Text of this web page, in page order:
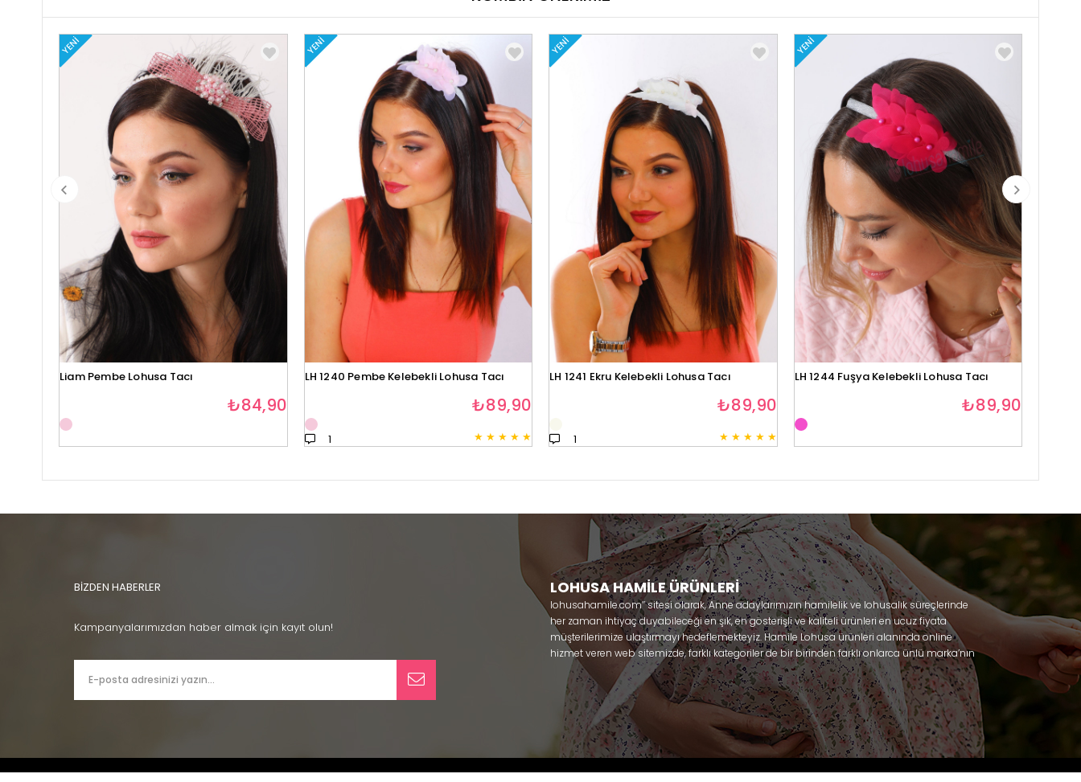
YENI
Liam Pembe Lohusa Tacı
₺84,90
YENI
LH 1240 Pembe Kelebekli Lohusa Tacı
★ ★ ★ ★ ★
1
₺89,90
YENI
LH 1241 Ekru Kelebekli Lohusa Tacı
★ ★ ★ ★ ★
1
₺89,90
YENI
LH 1244 Fuşya Kelebekli Lohusa Tacı
₺89,90
BİZDEN HABERLER
Kampanyalarımızdan haber almak için kayıt olun!
LOHUSA HAMİLE ÜRÜNLERİ
lohusahamile.com’’ sitesi olarak, Anne adaylarımızın hamilelik ve lohusalık süreçlerinde
her zaman ihtiyaç duyabileceği en şık, en gösterişli ve kaliteli ürünleri en ucuz fiyata
müşterilerimize ulaştırmayı hedeflemekteyiz. Hamile Lohusa ürünleri alanında online
hizmet veren web sitemizde, farklı kategoriler de bir birinden farklı onlarca ünlü marka’nın
ürünlerine sadece bir tık uzaklıkta olacaksınız. Hem hamilelik öncesi hem doğum sonrası
kullanabileceğiniz ürünler ile gebelik döneminizi huzur içinde geçirmenize yardımcı
olmaya çalışmaktayız. Annelerimizin ihtiyaç duydukları lohusa pijama, lohusa gecelik,
lohusa sabahlık, hamile pijama, hamile gecelik, Emzirme sütyeni, Emzirme atleti, Lohusa
taç ve terlik gibi ürünleri bir çok model seçenekleriyle bir birinden güzel kombinler
yaparak güven içinde satın alabiliriniz. Sitemiz üzerinden satın alabileceğiniz;Effortt